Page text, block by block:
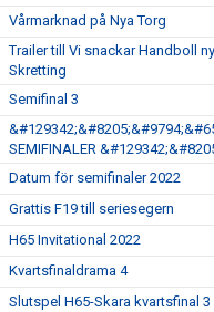
Vårmarknad på Nya Torg
Trailer till Vi snackar Handboll
Skretting
Semifinal 3
SEMIFINALER
Datum för semifinaler 2022
Grattis F19 till seriesegern
H65 Invitational 2022
Kvartsfinaldrama 4
Slutspel H65-Skara kvartsfinal 3